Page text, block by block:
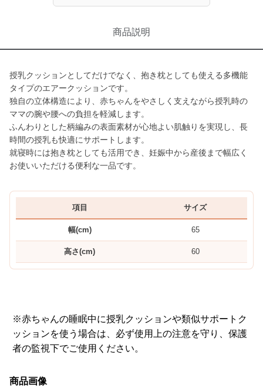
商品説明
授乳クッションとしてだけでなく、抱き枕としても使える多機能
タイプのエアークッションです。
独自の立体構造により、赤ちゃんをやさしく支えながら授乳時の
ママの腕や腰への負担を軽減します。
ふんわりとした柄編みの表面素材が心地よい肌触りを実現し、長
時間の授乳も快適にサポートします。
就寝時には抱き枕としても活用でき、妊娠中から産後まで幅広く
お使いいただける便利な一品です。
項目 サイズ
幅(cm) 65
高さ(cm) 60
※赤ちゃんの睡眠中に授乳クッションや類似サポートク
ッションを使う場合は、必ず使用上の注意を守り、保護
者の監視下でご使用ください。
商品画像